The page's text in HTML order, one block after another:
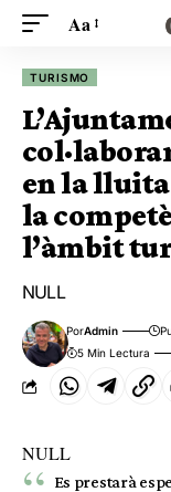
Aa
TURISMO
en la
la
l’àmbit
NULL
PorAdmin
5 Min Lectura
NULL
Es prestarà